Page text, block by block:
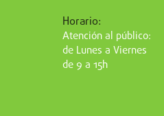
Horario:
Atención al público:
de Lunes a Viernes
de 9 a 15h